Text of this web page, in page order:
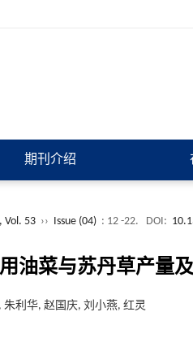
期刊介绍
Vol. 53 ›› Issue (04) : 12 -22. DOI:
油菜与苏丹草产量
利华, 赵国庆, 刘小燕, 红灵